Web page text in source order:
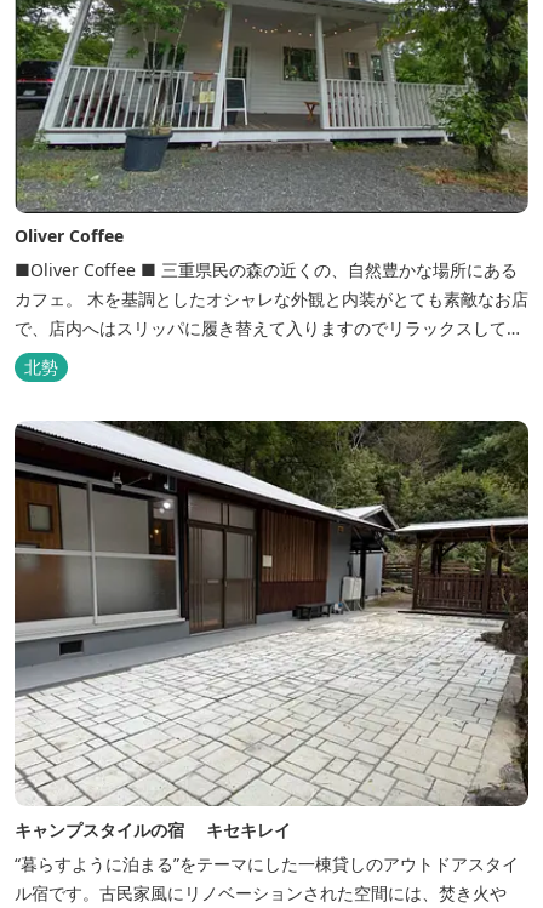
Oliver Coffee
■Oliver Coffee ■ 三重県民の森の近くの、自然豊かな場所にある
カフェ。 木を基調としたオシャレな外観と内装がとても素敵なお店
で、店内へはスリッパに履き替えて入りますのでリラックスして食
事を楽しめます。 席は店内にテーブル席や円卓、外のテラス席など
があり、お子様連れでも入りやすく居心地がいいカフェです。 森の
静かな雰囲気の中で、ゆっくり過ごすことができます。
北勢
キャンプスタイルの宿 キセキレイ
“暮らすように泊まる”をテーマにした一棟貸しのアウトドアスタイ
ル宿です。古民家風にリノベーションされた空間には、焚き火や